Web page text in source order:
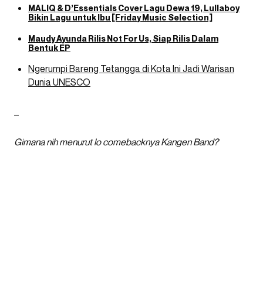
MALIQ & D’Essentials Cover Lagu Dewa 19, Lullaboy
Bikin Lagu untuk Ibu [Friday Music Selection]
Maudy Ayunda Rilis Not For Us, Siap Rilis Dalam
Bentuk EP
Ngerumpi Bareng Tetangga di Kota Ini Jadi Warisan
Dunia UNESCO
–
Gimana nih menurut lo comebacknya Kangen Band?